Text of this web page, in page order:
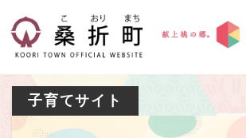
先
子育てサイト